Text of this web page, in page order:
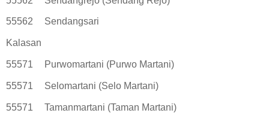
55562 Sendangsari
Kalasan
55571 Purwomartani (Purwo Martani)
55571 Selomartani (Selo Martani)
55571 Tamanmartani (Taman Martani)